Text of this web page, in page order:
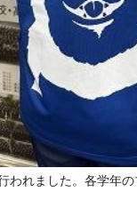
われました。各学年の